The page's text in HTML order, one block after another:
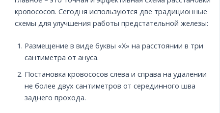
кровососов. Сегодня используются две традиционные
схемы для улучшения работы предстательной железы:
Размещение в виде буквы «Х» на расстоянии в три
сантиметра от ануса.
Постановка кровососов слева и справа на удалении
не более двух сантиметров от серединного шва
заднего прохода.